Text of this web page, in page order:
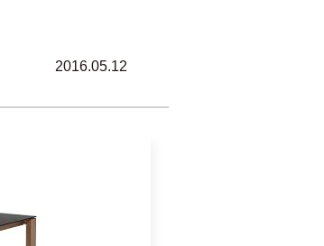
2016.05.12